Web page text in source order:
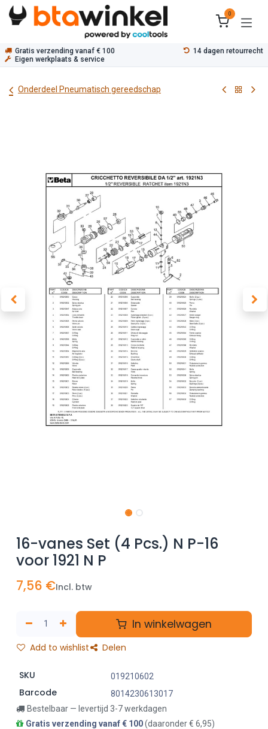
Overslaan naar inhoud
0
Gratis verzending vanaf € 100
14 dagen retourrecht
Eigen werkplaats & service
Onderdeel Pneumatisch gereedschap
16-vanes Set (4 Pcs.) N P-16
voor 1921 N P
7,56 €Incl. btw
In winkelwagen
Add to wishlist Delen
SKU 019210602
Barcode
8014230613017
Bestelbaar — levertijd 3-7 werkdagen
Gratis verzending vanaf € 100(daaronder € 6,95)